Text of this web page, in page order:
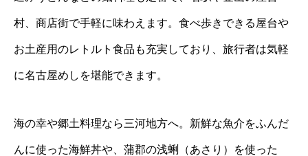
村、商店街で手軽に味わえます。食べ歩きできる屋台や
お土産用のレトルト食品も充実しており、旅行者は気軽
に名古屋めしを堪能できます。
海の幸や郷土料理なら三河地方へ。新鮮な魚介をふんだ
んに使った海鮮丼や、蒲郡の浅蜊（あさり）を使った